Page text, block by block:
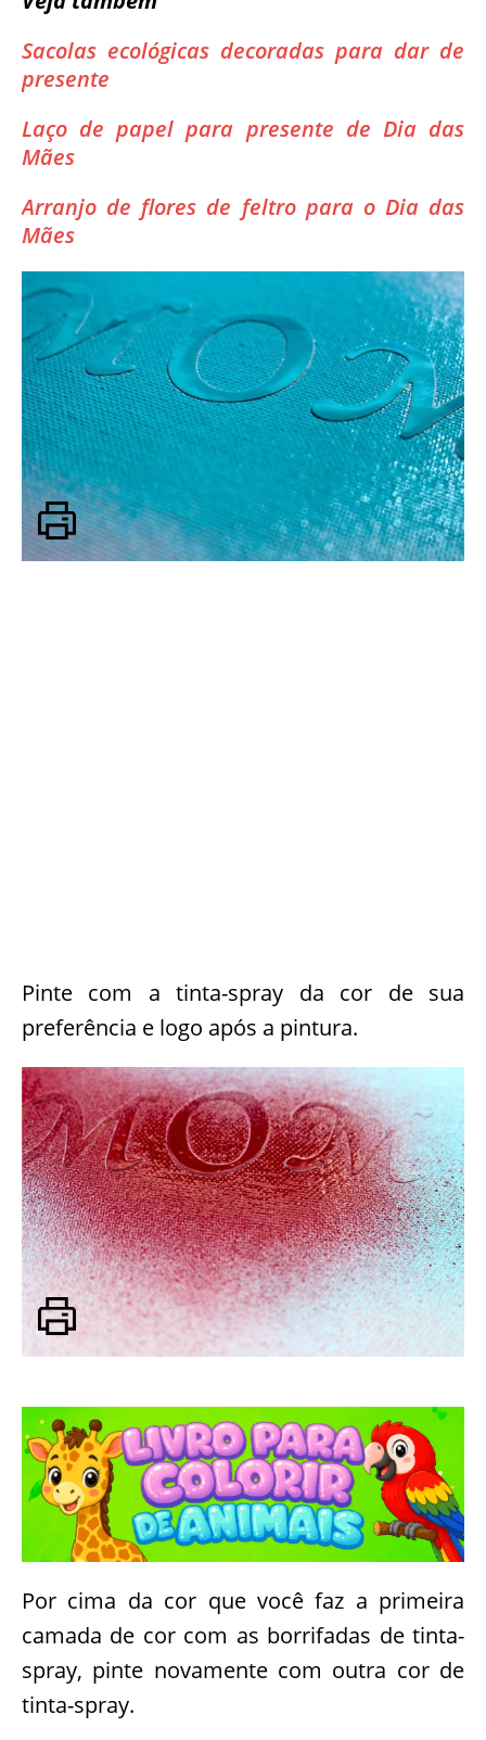
Sacolas ecológicas decoradas para dar de
presente
Laço de papel para presente de Dia das
Mães
Arranjo de flores de feltro para o Dia das
Mães
Pinte com a tinta-spray da cor de sua
preferência e logo após a pintura.
Por cima da cor que você faz a primeira
camada de cor com as borrifadas de tinta-
spray, pinte novamente com outra cor de
tinta-spray.